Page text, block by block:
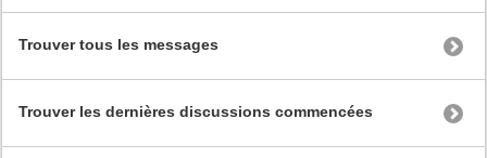
Trouver tous les messages
Trouver les dernières discussions commencées